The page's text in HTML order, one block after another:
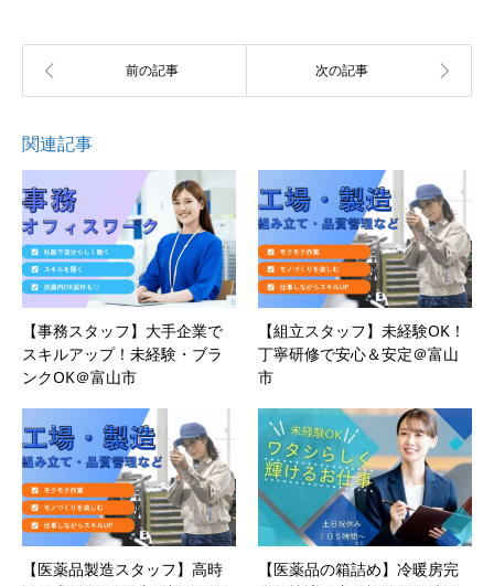
関連記事
【事務スタッフ】大手企業で
スキルアップ！未経験・ブラ
ンクOK＠富山市
【組立スタッフ】未経験OK！
丁寧研修で安心＆安定＠富山
市
【医薬品製造スタッフ】高時
【医薬品の箱詰め】冷暖房完